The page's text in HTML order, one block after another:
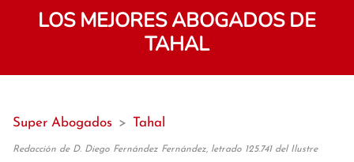
LOS MEJORES ABOGADOS DE
TAHAL
Super Abogados > Tahal
Redacción de D. Diego Fernández Fernández, letrado 125.741 del Ilustre